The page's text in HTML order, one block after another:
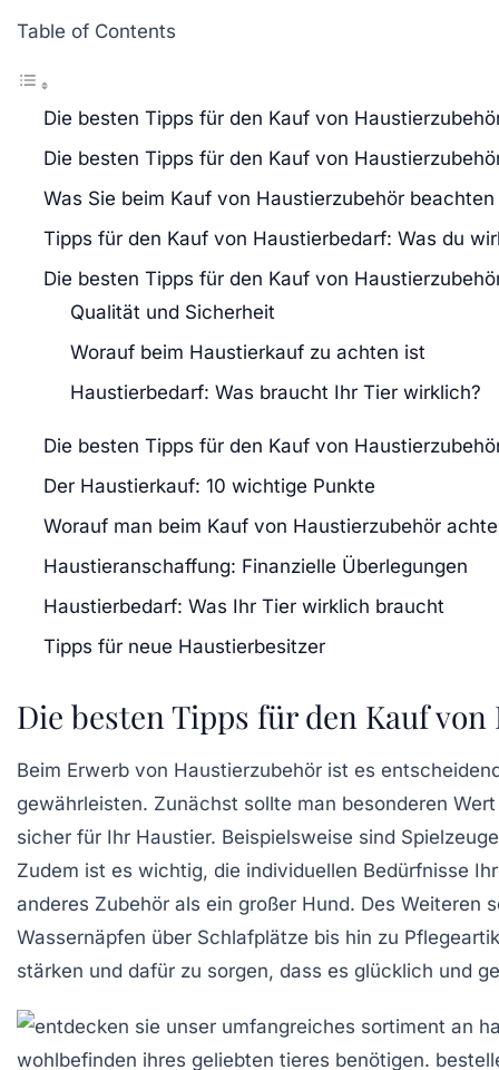
Table of Contents
Die besten Tipps für den Kauf von
Die besten Tipps für den Kauf von
Was Sie beim Kauf von Haustierzubehör
Tipps für den Kauf von Haustierbedarf: Was du
Die besten Tipps für den Kauf von
Qualität und Sicherheit
Worauf beim Haustierkauf zu achten ist
Haustierbedarf: Was braucht Ihr Tier wirklich?
Die besten Tipps für den Kauf von
Der Haustierkauf: 10 wichtige Punkte
Worauf man beim Kauf von Haustierzubehör
Haustieranschaffung: Finanzielle Überlegungen
Haustierbedarf: Was Ihr Tier wirklich braucht
Tipps für neue Haustierbesitzer
Die besten Tipps für den Kauf
Beim Erwerb von Haustierzubehör ist es
gewährleisten. Zunächst sollte man besonderen
sicher für Ihr Haustier. Beispielsweise sind
Zudem ist es wichtig, die individuellen Bedürfnisse
anderes Zubehör als ein großer Hund. Des
Wassernäpfen über Schlafplätze bis hin zu
stärken und dafür zu sorgen, dass es glücklich und